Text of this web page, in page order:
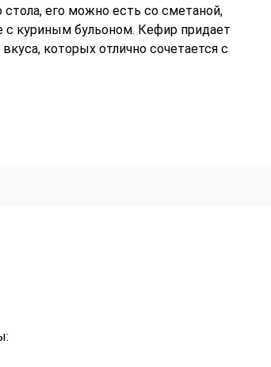
его можно есть со сметаной,
с куриным бульоном. Кефир придает
которых отлично сочетается с